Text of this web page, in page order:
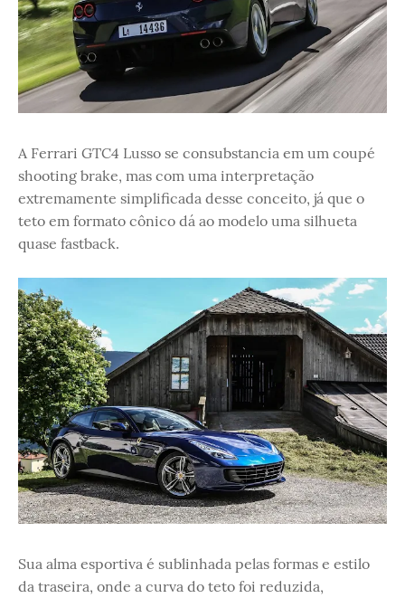
A Ferrari GTC4 Lusso se consubstancia em um coupé
shooting brake, mas com uma interpretação
extremamente simplificada desse conceito, já que o
teto em formato cônico dá ao modelo uma silhueta
quase fastback.
Sua alma esportiva é sublinhada pelas formas e estilo
da traseira, onde a curva do teto foi reduzida,